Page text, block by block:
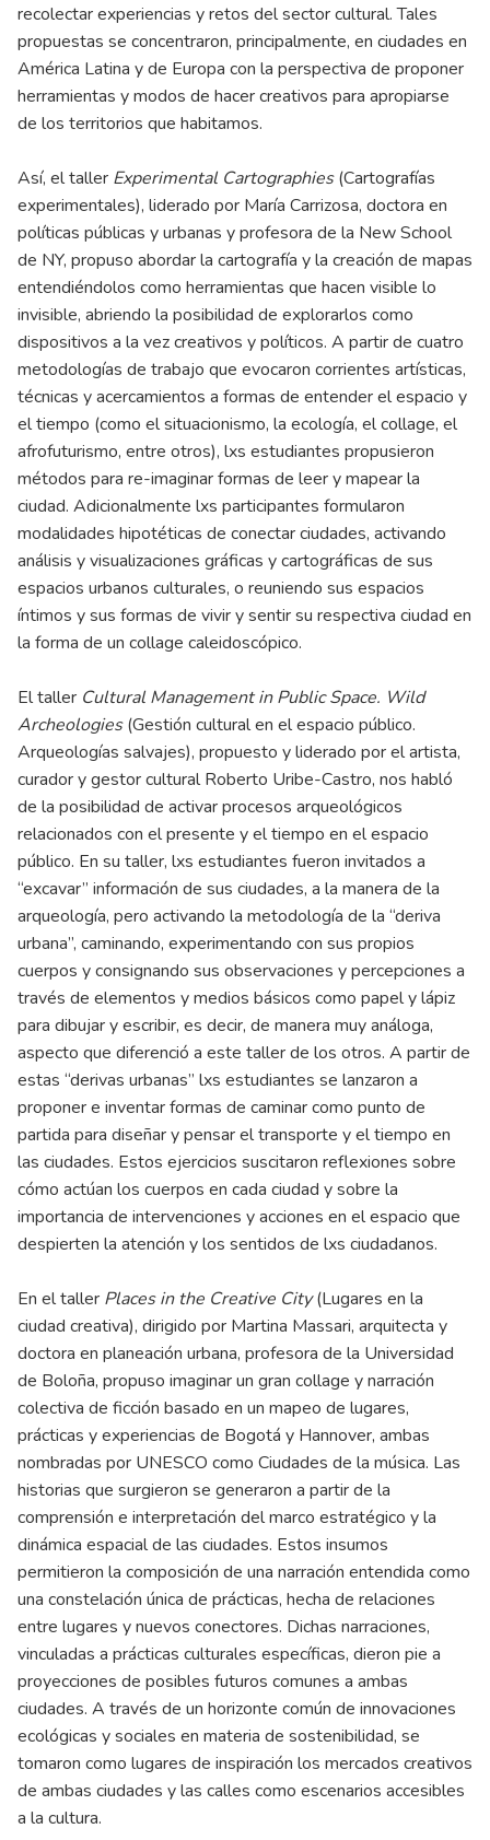
recolectar experiencias y retos del sector cultural. Tales
propuestas se concentraron, principalmente, en ciudades en
América Latina y de Europa con la perspectiva de proponer
herramientas y modos de hacer creativos para apropiarse
de los territorios que habitamos.
Así, el taller Experimental Cartographies(Cartografías
experimentales), liderado por María Carrizosa, doctora en
políticas públicas y urbanas y profesora de la New School
de NY, propuso abordar la cartografía y la creación de mapas
entendiéndolos como herramientas que hacen visible lo
invisible, abriendo la posibilidad de explorarlos como
dispositivos a la vez creativos y políticos. A partir de cuatro
metodologías de trabajo que evocaron corrientes artísticas,
técnicas y acercamientos a formas de entender el espacio y
el tiempo (como el situacionismo, la ecología, el collage, el
afrofuturismo, entre otros), lxs estudiantes propusieron
métodos para re-imaginar formas de leer y mapear la
ciudad. Adicionalmente lxs participantes formularon
modalidades hipotéticas de conectar ciudades, activando
análisis y visualizaciones gráficas y cartográficas de sus
espacios urbanos culturales, o reuniendo sus espacios
íntimos y sus formas de vivir y sentir su respectiva ciudad en
la forma de un collage caleidoscópico.
El taller Cultural Management in Public Space. Wild
Archeologies(Gestión cultural en el espacio público.
Arqueologías salvajes), propuesto y liderado por el artista,
curador y gestor cultural Roberto Uribe-Castro, nos habló
de la posibilidad de activar procesos arqueológicos
relacionados con el presente y el tiempo en el espacio
público. En su taller, lxs estudiantes fueron invitados a
“excavar” información de sus ciudades, a la manera de la
arqueología, pero activando la metodología de la “deriva
urbana”, caminando, experimentando con sus propios
cuerpos y consignando sus observaciones y percepciones a
través de elementos y medios básicos como papel y lápiz
para dibujar y escribir, es decir, de manera muy análoga,
aspecto que diferenció a este taller de los otros. A partir de
estas “derivas urbanas” lxs estudiantes se lanzaron a
proponer e inventar formas de caminar como punto de
partida para diseñar y pensar el transporte y el tiempo en
las ciudades. Estos ejercicios suscitaron reflexiones sobre
cómo actúan los cuerpos en cada ciudad y sobre la
importancia de intervenciones y acciones en el espacio que
despierten la atención y los sentidos de lxs ciudadanos.
En el taller Places in the Creative City(Lugares en la
ciudad creativa), dirigido por Martina Massari, arquitecta y
doctora en planeación urbana, profesora de la Universidad
de Boloña, propuso imaginar un gran collage y narración
colectiva de ficción basado en un mapeo de lugares,
prácticas y experiencias de Bogotá y Hannover, ambas
nombradas por UNESCO como Ciudades de la música. Las
historias que surgieron se generaron a partir de la
comprensión e interpretación del marco estratégico y la
dinámica espacial de las ciudades. Estos insumos
permitieron la composición de una narración entendida como
una constelación única de prácticas, hecha de relaciones
entre lugares y nuevos conectores. Dichas narraciones,
vinculadas a prácticas culturales específicas, dieron pie a
proyecciones de posibles futuros comunes a ambas
ciudades. A través de un horizonte común de innovaciones
ecológicas y sociales en materia de sostenibilidad, se
tomaron como lugares de inspiración los mercados creativos
de ambas ciudades y las calles como escenarios accesibles
a la cultura.